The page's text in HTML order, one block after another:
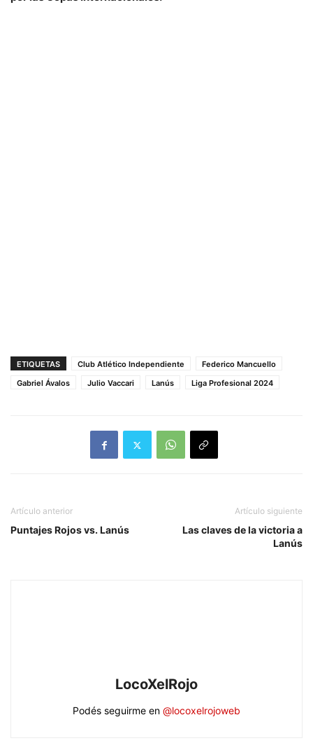
ETIQUETAS Club Atlético Independiente
Federico Mancuello
Gabriel Ávalos
Julio Vaccari Lanús Liga Profesional 2024
Artículo anterior
Puntajes Rojos vs. Lanús
Artículo siguiente
Las claves de la victoria a
Lanús
LocoXelRojo
Podés seguirme en @locoxelrojoweb